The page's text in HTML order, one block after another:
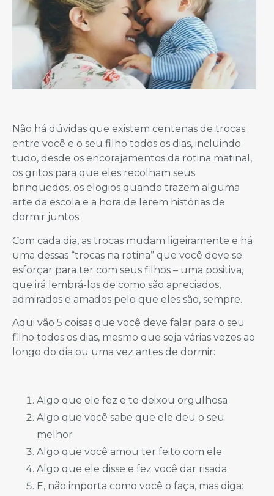
Não há dúvidas que existem centenas de trocas
entre você e o seu filho todos os dias, incluindo
tudo, desde os encorajamentos da rotina matinal,
os gritos para que eles recolham seus
brinquedos, os elogios quando trazem alguma
arte da escola e a hora de lerem histórias de
dormir juntos.
Com cada dia, as trocas mudam ligeiramente e há
uma dessas “trocas na rotina” que você deve se
esforçar para ter com seus filhos – uma positiva,
que irá lembrá-los de como são apreciados,
admirados e amados pelo que eles são, sempre.
Aqui vão 5 coisas que você deve falar para o seu
filho todos os dias, mesmo que seja várias vezes ao
longo do dia ou uma vez antes de dormir:
Algo que ele fez e te deixou orgulhosa
Algo que você sabe que ele deu o seu
melhor
Algo que você amou ter feito com ele
Algo que ele disse e fez você dar risada
E, não importa como você o faça, mas diga: